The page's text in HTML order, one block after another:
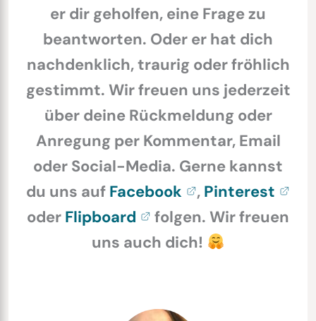
er dir geholfen, eine Frage zu
beantworten. Oder er hat dich
nachdenklich, traurig oder fröhlich
gestimmt. Wir freuen uns jederzeit
über deine Rückmeldung oder
Anregung per Kommentar, Email
oder Social-Media. Gerne kannst
du uns auf Facebook , Pinterest
oder Flipboard
folgen. Wir freuen
uns auch dich!